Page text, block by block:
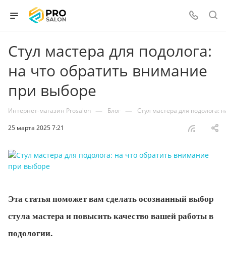
Стул мастера для подолога:
на что обратить внимание
при выборе
Интернет-магазин Prosalon — Блог —
Стул мастера для подолога:
25 марта 2025 7:21
Эта статья поможет вам сделать осознанный выбор
стула мастера и повысить качество вашей работы в
подологии.